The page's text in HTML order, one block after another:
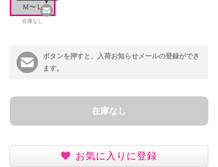
Ｍ〜Ｌ
在庫なし
ボタンを押すと、入荷お知らせメールの登録ができ
ます。
在庫なし
お気に入りに登録